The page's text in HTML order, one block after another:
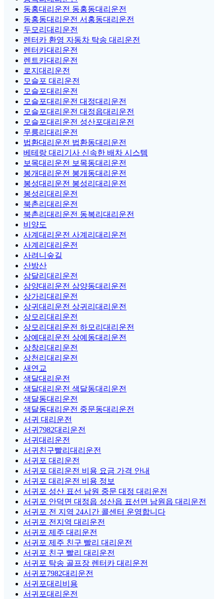
동홍대리운전 동홍동대리운전
동홍동대리운전 서홍동대리운전
두모리대리운전
렌터카 환영 자동차 탁송 대리운전
렌터카대리운전
렌트카대리운전
로지대리운전
모슬포 대리운전
모슬포대리운전
모슬포대리운전 대정대리운전
모슬포대리운전 대정읍대리운전
모슬포대리운전 성산포대리운전
무릉리대리운전
법환대리운전 법환동대리운전
베테랑 대리기사 신속한 배차 시스템
보목대리운전 보목동대리운전
봉개대리운전 봉개동대리운전
봉성대리운전 봉성리대리운전
봉성리대리운전
북촌리대리운전
북촌리대리운전 동복리대리운전
비양도
사계대리운전 사계리대리운전
사계리대리운전
사려니숲길
산방산
삼달리대리운전
삼양대리운전 삼양동대리운전
상가리대리운전
상귀대리운전 상귀리대리운전
상모리대리운전
상모리대리운전 하모리대리운전
상예대리운전 상예동대리운전
상창리대리운전
상천리대리운전
새연교
색달대리운전
색달대리운전 색달동대리운전
색달동대리운전
색달동대리운전 중문동대리운전
서귀 대리운전
서귀7982대리운전
서귀대리운전
서귀친구빨리대리운전
서귀포 대리운전
서귀포 대리운전 비용 요금 가격 안내
서귀포 대리운전 비용 정보
서귀포 성산 표선 남원 중문 대정 대리운전
서귀포 안덕면 대정읍 성산읍 표선면 남원읍 대리운전
서귀포 전 지역 24시간 콜센터 운영합니다
서귀포 전지역 대리운전
서귀포 제주 대리운전
서귀포 제주 친구 빨리 대리운전
서귀포 친구 빨리 대리운전
서귀포 탁송 골프장 렌터카 대리운전
서귀포7982대리운전
서귀포대리비용
서귀포대리운전